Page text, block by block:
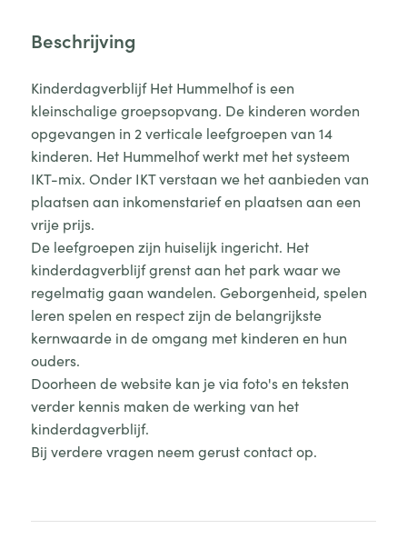
Beschrijving
Kinderdagverblijf Het Hummelhof is een
kleinschalige groepsopvang. De kinderen worden
opgevangen in 2 verticale leefgroepen van 14
kinderen. Het Hummelhof werkt met het systeem
IKT-mix. Onder IKT verstaan we het aanbieden van
plaatsen aan inkomenstarief en plaatsen aan een
vrije prijs.
De leefgroepen zijn huiselijk ingericht. Het
kinderdagverblijf grenst aan het park waar we
regelmatig gaan wandelen. Geborgenheid, spelen
leren spelen en respect zijn de belangrijkste
kernwaarde in de omgang met kinderen en hun
ouders.
Doorheen de website kan je via foto's en teksten
verder kennis maken de werking van het
kinderdagverblijf.
Bij verdere vragen neem gerust contact op.